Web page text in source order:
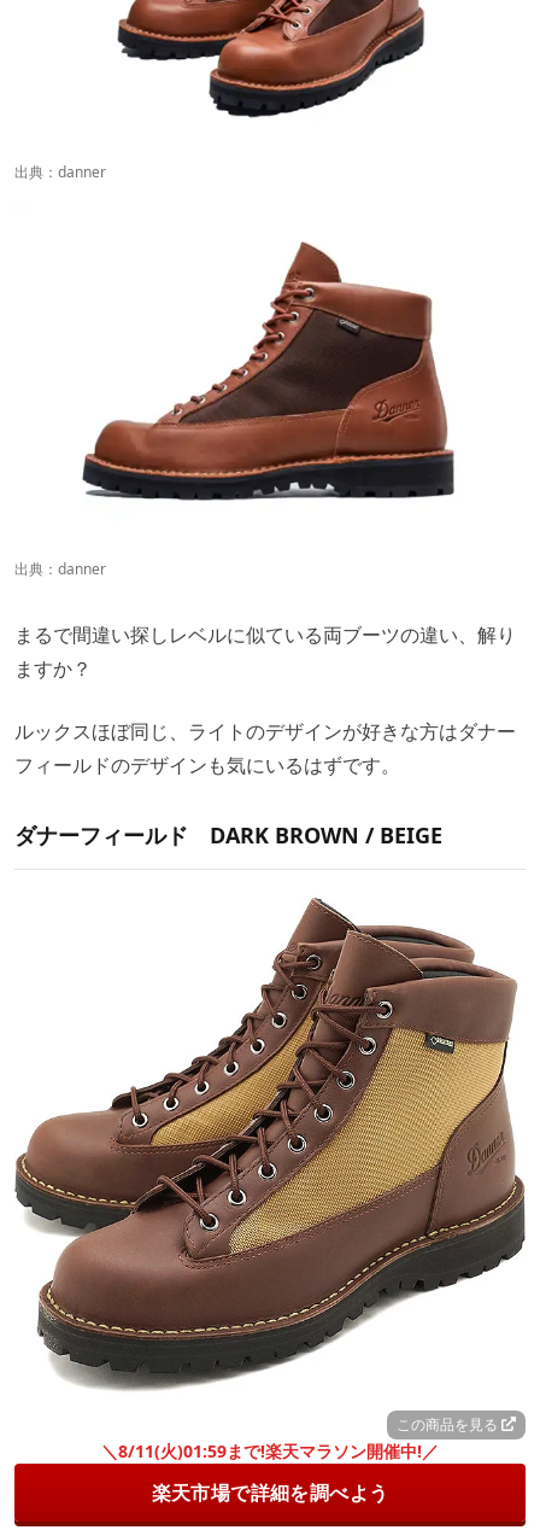
出典： danner
出典： danner
まるで間違い探しレベルに似ている両ブーツの違い、解り
ますか？
ルックスほぼ同じ、ライトのデザインが好きな方はダナー
フィールドのデザインも気にいるはずです。
ダナーフィールド DARK BROWN / BEIGE
この商品を見る
＼8/11(火)01:59まで!楽天マラソン開催中!／
楽天市場で詳細を調べよう